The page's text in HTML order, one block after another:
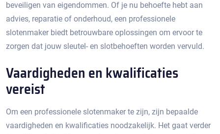
beveiligen van eigendommen.​ Of je nu behoefte hebt aan
advies, reparatie of onderhoud, een professionele
slotenmaker biedt betrouwbare oplossingen om ervoor te
zorgen dat jouw sleutel- en slotbehoeften worden vervuld.​
Vaardigheden en kwalificaties
vereist
Om een professionele slotenmaker te zijn, zijn bepaalde
vaardigheden en kwalificaties noodzakelijk. Het gaat verder